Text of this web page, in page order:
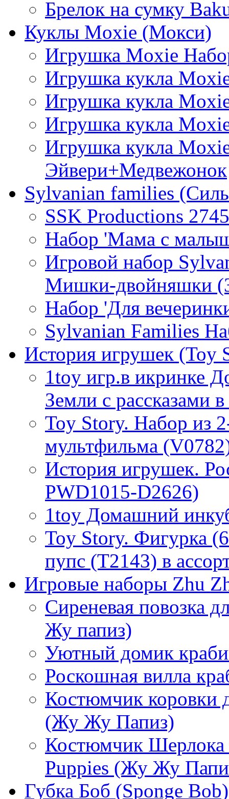
Брелок на сумку
Куклы Moxie (Мокси)
Игрушка Moxie
Игрушка кукла
Игрушка кукла
Игрушка кукла
Игрушка кукла
Эйвери+Медвежонок
Sylvanian families
SSK Productions 2745
Набор 'Мама с
Игровой набор
Мишки-двойняшки
Набор 'Для
Sylvanian Families
История игрушек (Toy
1toy игр.в икринке
Земли с рассказами
Toy Story. Набор из
мультфильма
История игрушек.
PWD1015-D2626)
1toy Домашний
Toy Story. Фигурка
пупс (T2143) в
Игровые наборы Zhu
Сиреневая повозка
Жу папиз)
Уютный домик
Роскошная вилла
Костюмчик коровки
(Жу Жу Папиз)
Костюмчик Шерлока
Puppies (Жу Жу
Губка Боб (Sponge Bob)